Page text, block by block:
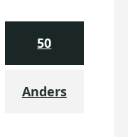
50
Anders